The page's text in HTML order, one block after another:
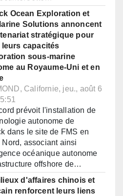
Ocean Exploration et
Solutions annoncent
stratégique pour
capacités
sous-marine
au Royaume-Uni et en
Californie, jeu., août 6
prévoit l'installation de
autonome de
dans le site de FMS en
Nord, associant ainsi
océanique autonome
offshore de…
d'affaires chinois et
renforcent leurs liens